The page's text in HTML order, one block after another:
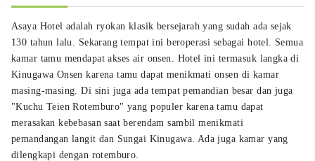
Asaya Hotel adalah ryokan klasik bersejarah yang sudah ada sejak
130 tahun lalu. Sekarang tempat ini beroperasi sebagai hotel. Semua
kamar tamu mendapat akses air onsen. Hotel ini termasuk langka di
Kinugawa Onsen karena tamu dapat menikmati onsen di kamar
masing-masing. Di sini juga ada tempat pemandian besar dan juga
"Kuchu Teien Rotemburo" yang populer karena tamu dapat
merasakan kebebasan saat berendam sambil menikmati
pemandangan langit dan Sungai Kinugawa. Ada juga kamar yang
dilengkapi dengan rotemburo.